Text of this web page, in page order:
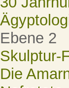
Ebene 2
Skulptur-
Die